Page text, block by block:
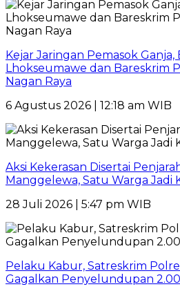
Kejar Jaringan Pemasok Ganja,
Lhokseumawe dan Bareskrim
Nagan Raya
6 Agustus 2026 | 12:18 am WIB
Aksi Kekerasan Disertai
Manggelewa, Satu Warga Jadi
28 Juli 2026 | 5:47 pm WIB
Pelaku Kabur, Satreskrim
Gagalkan Penyelundupan